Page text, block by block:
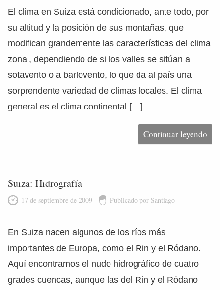
El clima en Suiza está condicionado, ante todo, por
su altitud y la posición de sus montañas, que
modifican grandemente las características del clima
zonal, dependiendo de si los valles se sitúan a
sotavento o a barlovento, lo que da al país una
sorprendente variedad de climas locales. El clima
general es el clima continental […]
Continuar leyendo
Suiza: Hidrografía
17 de septiembre de 2009 Publicado por Santiago
En Suiza nacen algunos de los ríos más
importantes de Europa, como el Rin y el Ródano.
Aquí encontramos el nudo hidrográfico de cuatro
grades cuencas, aunque las del Rin y el Ródano